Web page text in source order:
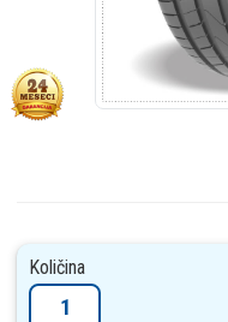
Količina